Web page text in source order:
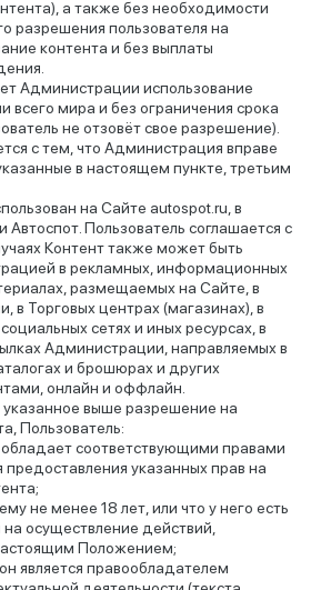
а также без необходимости
разрешения пользователя на
контента и без выплаты
Администрации использование
всего мира и без ограничения срока
не отзовёт свое разрешение).
с тем, что Администрация вправе
в настоящем пункте, третьим
на Сайте autospot.ru, в
Пользователь соглашается с
Контент также может быть
в рекламных, информационных
размещаемых на Сайте, в
в Торговых центрах (магазинах), в
сетях и иных ресурсах, в
Администрации, направляемых в
и брошюрах и других
онлайн и оффлайн.
выше разрешение на
Пользователь:
обладает соответствующими правами
указанных прав на
не менее 18 лет, или что у него есть
осуществление действий,
Положением;
является правообладателем